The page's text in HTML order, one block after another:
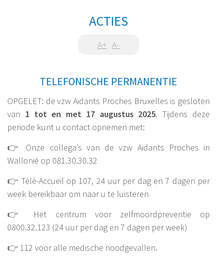
ACTIES
A+ A-
TELEFONISCHE PERMANENTIE
OPGELET: de vzw Aidants Proches Bruxelles is gesloten
van 1 tot en met 17 augustus 2025. Tijdens deze
periode kunt u contact opnemen met:
👉 Onze collega’s van de vzw Aidants Proches in
Wallonië op 081.30.30.32
👉 Télé-Accueil op 107, 24 uur per dag en 7 dagen per
week bereikbaar om naar u te luisteren
👉 Het centrum voor zelfmoordpreventie op
0800.32.123 (24 uur per dag en 7 dagen per week)
👉 112 voor alle medische noodgevallen.